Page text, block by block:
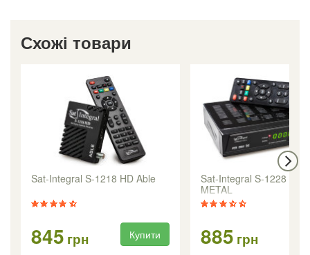
Схожі товари
Sat-Integral S-1218 HD Able
845 грн Купити
Sat-Integral S-1228 HD
METAL
885 грн